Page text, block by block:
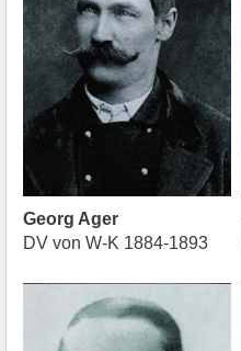
Georg Ager
DV von W-K 1884-1893